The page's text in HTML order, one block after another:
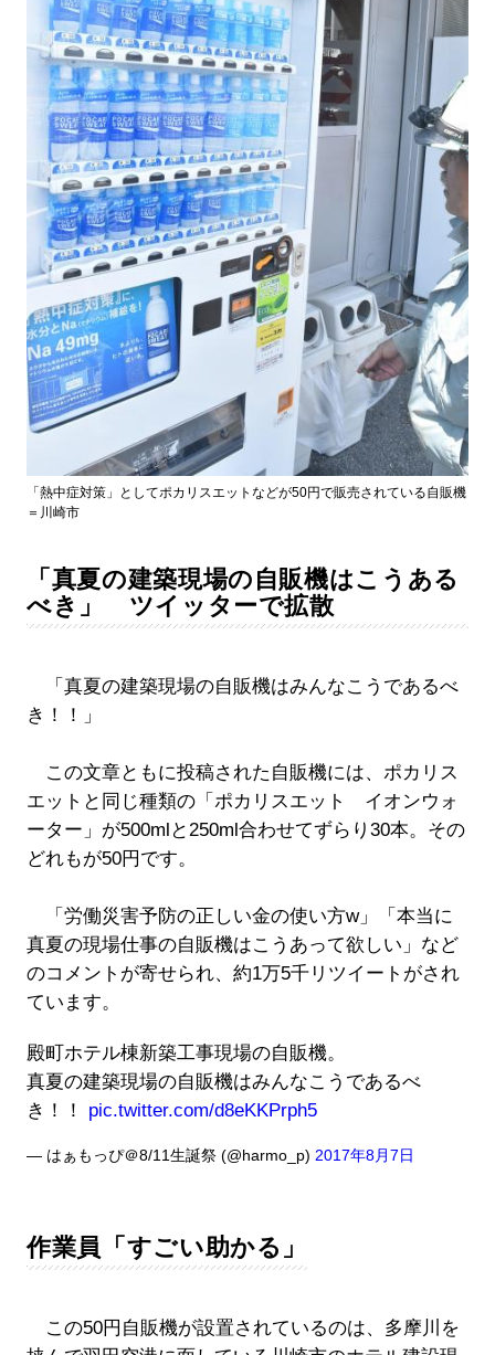
「熱中症対策」としてポカリスエットなどが50円で販売されている自販機
＝川崎市
「真夏の建築現場の自販機はこうある
べき」 ツイッターで拡散
「真夏の建築現場の自販機はみんなこうであるべ
き！！」
この文章ともに投稿された自販機には、ポカリス
エットと同じ種類の「ポカリスエット イオンウォ
ーター」が500mlと250ml合わせてずらり30本。その
どれもが50円です。
「労働災害予防の正しい金の使い方w」「本当に
真夏の現場仕事の自販機はこうあって欲しい」など
のコメントが寄せられ、約1万5千リツイートがされ
ています。
殿町ホテル棟新築工事現場の自販機。
真夏の建築現場の自販機はみんなこうであるべ
き！！ pic.twitter.com/d8eKKPrph5
— はぁもっぴ＠8/11生誕祭 (@harmo_p) 2017年8月7日
作業員「すごい助かる」
この50円自販機が設置されているのは、多摩川を